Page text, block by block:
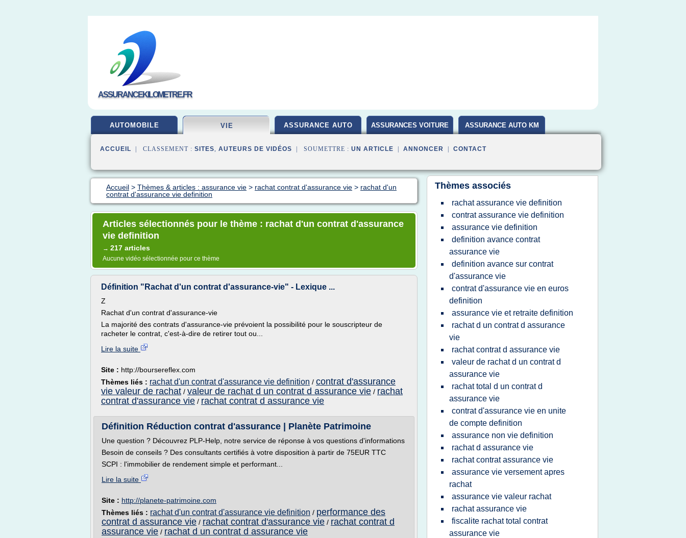
ASSURANCEKILOMETRE.FR
AUTOMOBILE VIE ASSURANCE AUTO ASSURANCES VOITURE ASSURANCE AUTO KM
ACCUEIL | CLASSEMENT : SITES, AUTEURS DE VIDÉOS | SOUMETTRE : UN ARTICLE ANNONCER CONTACT
Accueil > Thèmes & articles : assurance vie > rachat contrat d'assurance vie > rachat d'un
contrat d'assurance vie definition
Articles sélectionnés pour le thème : rachat d'un contrat d'assurance
vie definition
→ 217 articles
Aucune vidéo sélectionnée pour ce thème
Définition "Rachat d'un contrat d'assurance-vie" - Lexique ...
Z
Rachat d'un contrat d'assurance-vie
La majorité des contrats d'assurance-vie prévoient la possibilité pour le souscripteur de
racheter le contrat, c'est-à-dire de retirer tout ou...
Lire la suite
Site : http://boursereflex.com
Thèmes liés : rachat d'un contrat d'assurance vie definition / contrat d'assurance
vie valeur de rachat / valeur de rachat d un contrat d assurance vie / rachat
contrat d'assurance vie / rachat contrat d assurance vie
Définition Réduction contrat d'assurance | Planète Patrimoine
Une question ? Découvrez PLP-Help, notre service de réponse à vos questions d'informations
Besoin de conseils ? Des consultants certifiés à votre disposition à partir de 75EUR TTC
SCPI : l'immobilier de rendement simple et performant...
Lire la suite
Site : http://planete-patrimoine.com
Thèmes liés : rachat d'un contrat d'assurance vie definition / performance des
contrat d assurance vie / rachat contrat d'assurance vie / rachat contrat d
assurance vie / rachat d un contrat d assurance vie
Thèmes associés
rachat assurance vie definition
contrat assurance vie definition
assurance vie definition
definition avance contrat
assurance vie
definition avance sur contrat
d'assurance vie
contrat d'assurance vie en euros
definition
assurance vie et retraite definition
rachat d un contrat d assurance
vie
rachat contrat d assurance vie
valeur de rachat d un contrat d
assurance vie
rachat total d un contrat d
assurance vie
contrat d'assurance vie en unite
de compte definition
assurance non vie definition
rachat d assurance vie
rachat contrat assurance vie
assurance vie versement apres
rachat
assurance vie valeur rachat
rachat assurance vie
fiscalite rachat total contrat
assurance vie